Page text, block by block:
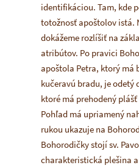
identifikáciou. Tam, kde
totožnosť apoštolov istá.
dokážeme rozlíšiť na
atribútov. Po pravici
apoštola Petra, ktorý má
kučeravú bradu, je odetý
ktoré má prehodený
Pohľad má upriamený
rukou ukazuje na
Bohorodičky stojí sv.
charakteristická plešina